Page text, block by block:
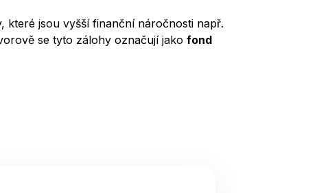
které jsou vyšší finanční náročnosti např.
se tyto zálohy označují jakofond